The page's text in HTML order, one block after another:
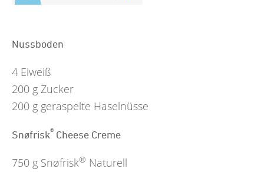
Nussboden
4 Eiweiß
200 g Zucker
200 g geraspelte Haselnüsse
Snøfrisk® Cheese Creme
750 g Snøfrisk® Naturell